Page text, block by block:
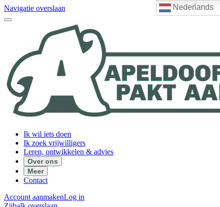
Nederlands
Navigatie overslaan
Ik wil iets doen
Ik zoek vrijwilligers
Leren, ontwikkelen & advies
Over ons
Meer
Contact
Account aanmakenLog in